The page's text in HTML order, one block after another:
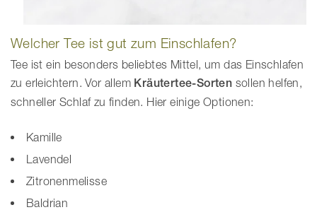
Welcher Tee ist gut zum Einschlafen?
Tee ist ein besonders beliebtes Mittel, um das Einschlafen
zu erleichtern. Vor allem Kräutertee-Sorten sollen helfen,
schneller Schlaf zu finden. Hier einige Optionen:
Kamille
Lavendel
Zitronenmelisse
Baldrian